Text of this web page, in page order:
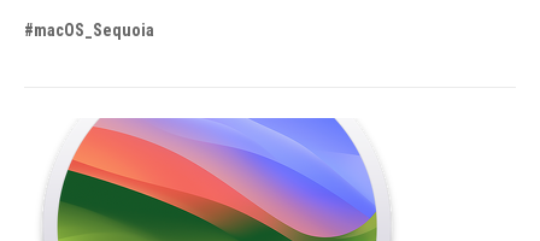
#macOS_Sequoia